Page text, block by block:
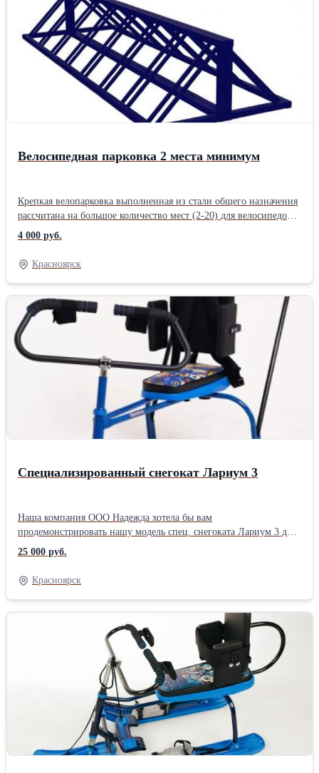
Велосипедная парковка 2 места минимум
Крепкая велопарковка выполненная из стали общего назначения
рассчитана на большое количество мест (2-20) для велосипедов
любого размера и формата.Парковочное место легко и удобно
использовать вблизи различных мест прибывания, будь то
парковка у места работы или свободная площадка неподалеку от
места отдыха.Выступает крепким фиксационным устройством,
риски к падению установленного транспорта сведены к нулю.
Одним из главных преимуществ использования данной
велопарковки является то, что не требуется бетонирование, а
значит ее можно разместить в любом для вас удобном месте. Для
дополнительной фиксации можно использовать анкерные болты
10 мм.Стильный, лаконичный дизайн позволяет установить
данное оборудование практически в любом месте, в любой сфере
применения (парковка офисного здания, площадка возле дома,
место возле спортивных площадок и т.д.). Общие
характеристики Вес 5-80 кг Количество мест 2-20 мест
Производитель ИП Рыков Высота 45 см Длина 50-400 см
4 000 руб.
Красноярск
Специализированный снегокат Лариум 3
Наша компания ООО Надежда хотела бы вам
продемонстрировать нашу модель спец. снегоката Лариум 3 для
занятий и прогулок на свежем воздухе с вашим ребенком.
Специализированный снегокат Лариум 3 подарит вашему
ребенку бурю незабываемых эмоций. Снегокат Лариум 3 в
стандартной комплектации оснащен: - стандартный руль (без
креплений для рук и регулировки по высоте) - крепления стоп -
регулируемая спинка с поясом для тела, для фиксации и
комфортных поездок на свежем воздухе. - передняя родительская
дополнительные опции: - 2 вида руля (велосипедный, овальный
- включают крепления для рук) - специальная спинка с боковыми
подушечками и ремнями для плеч для более усиленной
фиксации и комфортных поездок на свежем воздухе. - абдуктор
для разделения ножек ребенка - крепления голени Рост ребенка
от 140 см до 160 см. В зависимости от комплектации стоимость
варьируется от 17.000 рублей в стандартной комплектации до
25 000 руб.
Красноярск